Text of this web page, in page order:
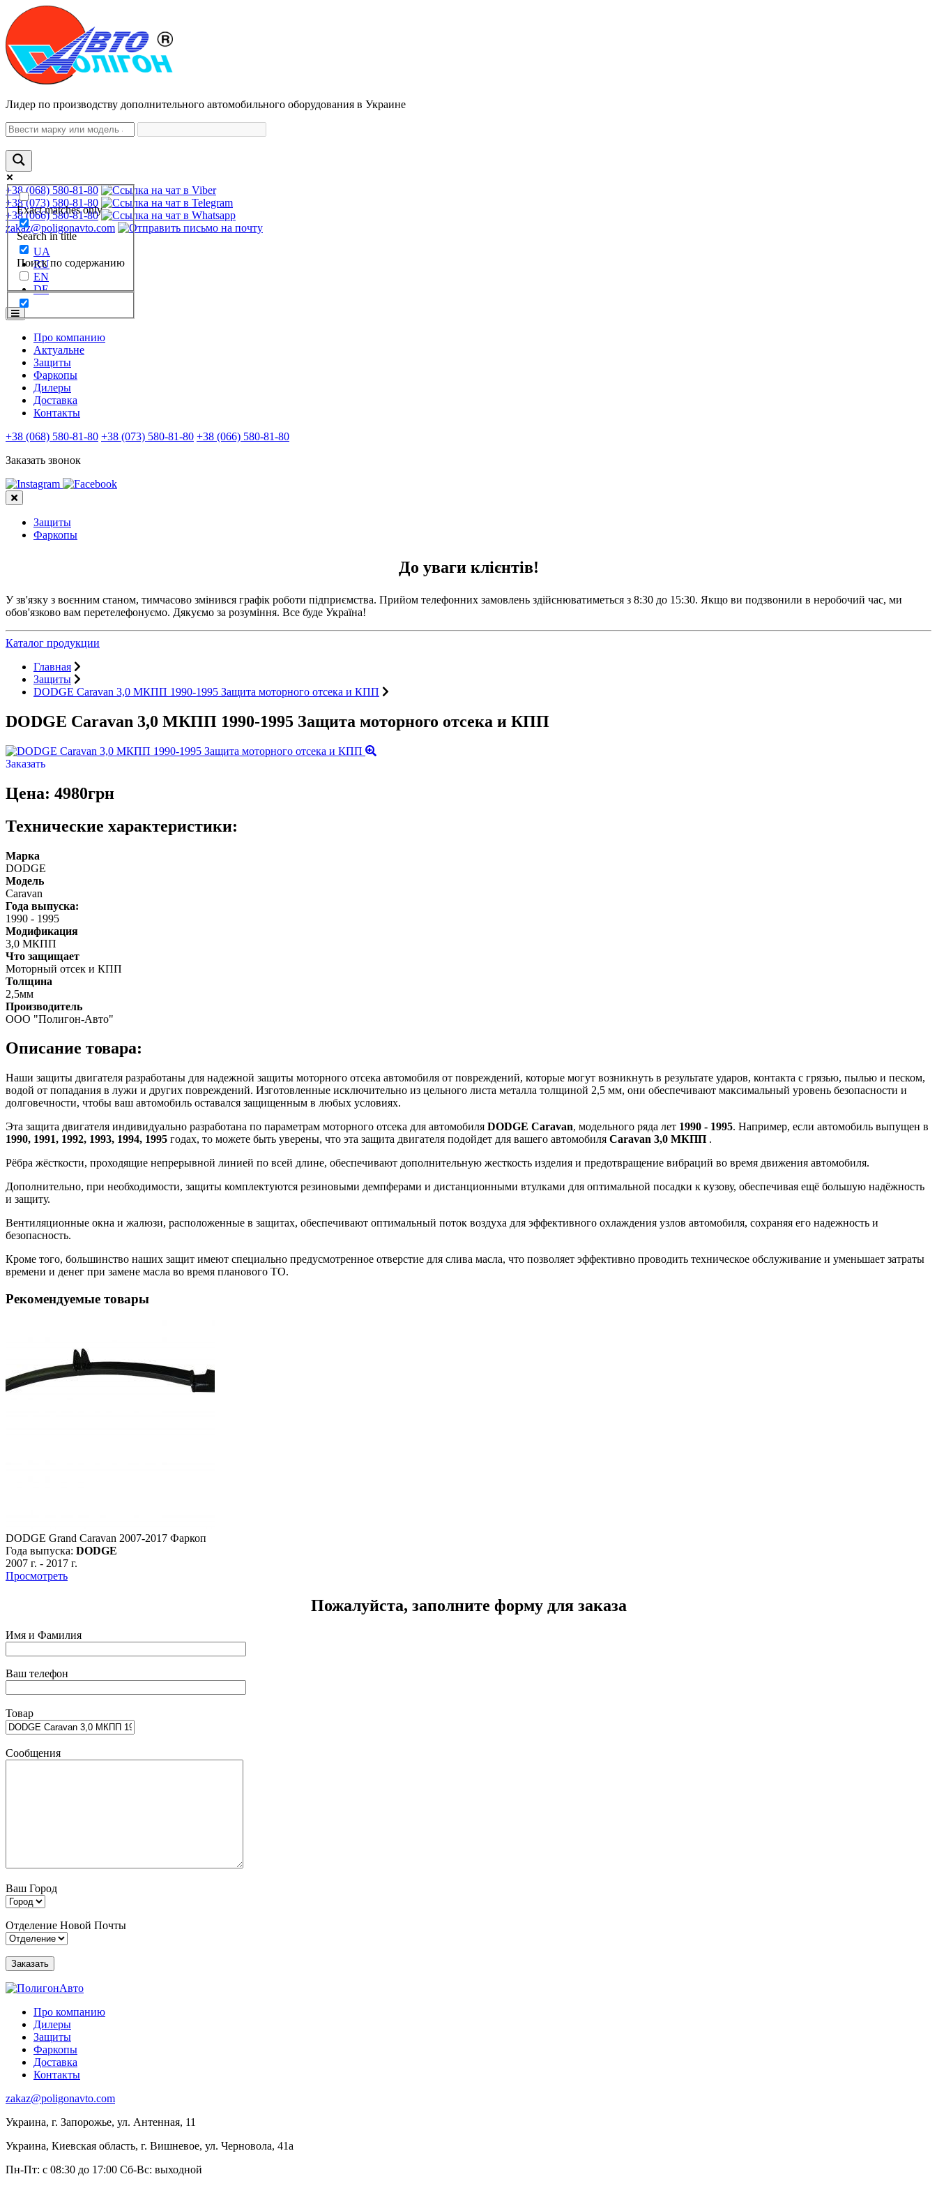
Лидер по производству дополнительного автомобильного оборудования в Украине
Exact matches only
Search in title
Поиск по содержанию
+38 (068) 580-81-80
+38 (073) 580-81-80
+38 (066) 580-81-80
zakaz@poligonavto.com
UA
RU
EN
DE
Про компанию
Актуальне
Защиты
Фаркопы
Дилеры
Доставка
Контакты
+38 (068) 580-81-80 +38 (073) 580-81-80 +38 (066) 580-81-80
Заказать звонок
Защиты
Фаркопы
До уваги клієнтів!
У зв'язку з воєнним станом, тимчасово змінився графік роботи підприємства. Прийом телефонних замовлень здійснюватиметься з 8:30 до 15:30. Якщо ви подзвонили в неробочий час, ми
обов'язково вам перетелефонуємо. Дякуємо за розуміння. Все буде Україна!
Каталог продукции
Главная
Защиты
DODGE Caravan 3,0 МКПП 1990-1995 Защита моторного отсека и КПП
DODGE Caravan 3,0 МКПП 1990-1995 Защита моторного отсека и КПП
Заказать
Цена: 4980грн
Технические характеристики:
Марка
DODGE
Модель
Caravan
Года выпуска:
1990 - 1995
Модификация
3,0 МКПП
Что защищает
Моторный отсек и КПП
Толщина
2,5мм
Производитель
ООО "Полигон-Авто"
Описание товара:
Наши защиты двигателя разработаны для надежной защиты моторного отсека автомобиля от повреждений, которые могут возникнуть в результате ударов, контакта с грязью, пылью и песком,
водой от попадания в лужи и других повреждений. Изготовленные исключительно из цельного листа металла толщиной 2,5 мм, они обеспечивают максимальный уровень безопасности и
долговечности, чтобы ваш автомобиль оставался защищенным в любых условиях.
Эта защита двигателя индивидуально разработана по параметрам моторного отсека для автомобиля DODGE Caravan, модельного ряда лет 1990 - 1995. Например, если автомобиль выпущен в
1990, 1991, 1992, 1993, 1994, 1995 годах, то можете быть уверены, что эта защита двигателя подойдет для вашего автомобиля Caravan 3,0 МКПП .
Рёбра жёсткости, проходящие непрерывной линией по всей длине, обеспечивают дополнительную жесткость изделия и предотвращение вибраций во время движения автомобиля.
Дополнительно, при необходимости, защиты комплектуются резиновыми демпферами и дистанционными втулками для оптимальной посадки к кузову, обеспечивая ещё большую надёжность
и защиту.
Вентиляционные окна и жалюзи, расположенные в защитах, обеспечивают оптимальный поток воздуха для эффективного охлаждения узлов автомобиля, сохраняя его надежность и
безопасность.
Кроме того, большинство наших защит имеют специально предусмотренное отверстие для слива масла, что позволяет эффективно проводить техническое обслуживание и уменьшает затраты
времени и денег при замене масла во время планового ТО.
Рекомендуемые товары
DODGE Grand Caravan 2007-2017 Фаркоп
Года выпуска: DODGE
2007 г. - 2017 г.
Просмотреть
Пожалуйста, заполните форму для заказа
Имя и Фамилия
Ваш телефон
Товар
Сообщения
Ваш Город
Отделение Новой Почты
Про компанию
Дилеры
Защиты
Фаркопы
Доставка
Контакты
zakaz@poligonavto.com
Украина, г. Запорожье, ул. Антенная, 11
Украина, Киевская область, г. Вишневое, ул. Черновола, 41а
Пн-Пт: с 08:30 до 17:00 Сб-Вс: выходной